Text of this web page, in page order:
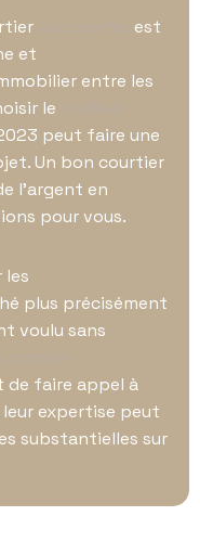
est
et
entre les
le
peut faire une
Un bon courtier
l’argent en
pour vous.
les
plus précisément
voulu sans
faire appel à
leur expertise peut
substantielles sur